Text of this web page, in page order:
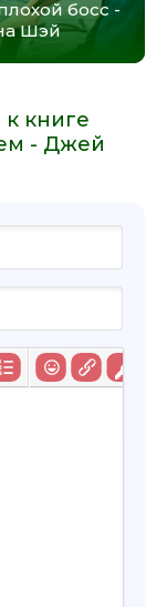
босс -
Шэй
книге
- Джей